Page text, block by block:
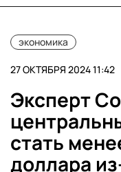
экономика
27 ОКТЯБРЯ 2024 11:42
Эксперт
стать
доллара